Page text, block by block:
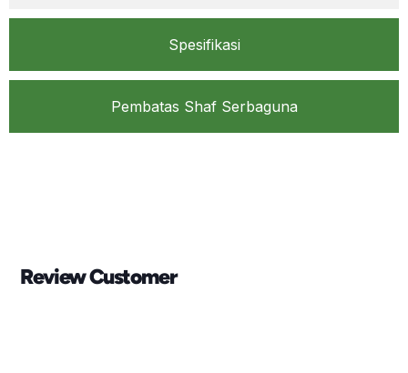
Spesifikasi
Pembatas Shaf Serbaguna
Review Customer